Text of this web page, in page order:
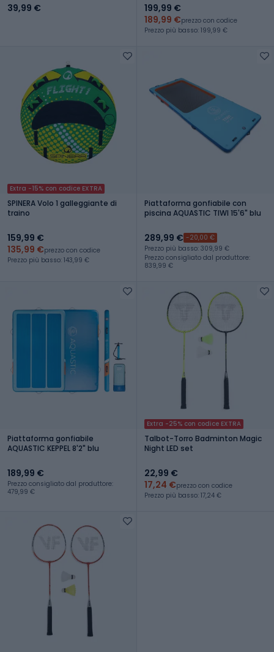
39,99 €
199,99 €
189,99 €prezzo con codice
Prezzo più basso: 199,99 €
Extra -15% con codice EXTRA
SPINERA Volo 1 galleggiante di
traino
159,99 €
135,99 €prezzo con codice
Prezzo più basso: 143,99 €
Piattaforma gonfiabile con
piscina AQUASTIC TIWI 15'6" blu
289,99 € -20,00 €
Prezzo più basso: 309,99 €
Prezzo consigliato dal produttore:
839,99 €
Piattaforma gonfiabile
AQUASTIC KEPPEL 8'2" blu
189,99 €
Prezzo consigliato dal produttore:
479,99 €
Extra -25% con codice EXTRA
Talbot-Torro Badminton Magic
Night LED set
22,99 €
17,24 €prezzo con codice
Prezzo più basso: 17,24 €